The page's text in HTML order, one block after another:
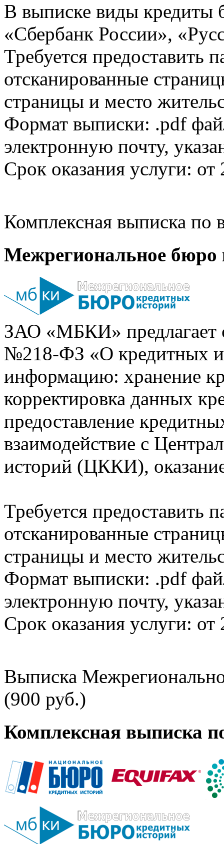
В выписке виды кредиты
«Сбербанк России»,
Требуется предоставить
отсканированные
страницы и место
Формат выписки: .pdf
электронную почту,
Срок оказания услуги: от
Комплексная выписка
Межрегиональное бюро
ЗАО «МБКИ» предлагает
№218-ФЗ «О кредитных
информацию: хранение
корректировка данных
предоставление
взаимодействие с
историй (ЦККИ),
Требуется предоставить
отсканированные
страницы и место
Формат выписки: .pdf
электронную почту,
Срок оказания услуги: от
Выписка
(900 руб.)
Комплексная выписка